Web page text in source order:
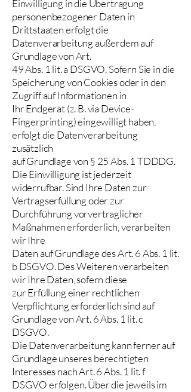
Einwilligung in die Übertragung
personenbezogener Daten in
Drittstaaten erfolgt die
Datenverarbeitung außerdem auf
Grundlage von Art.
49 Abs. 1 lit. a DSGVO. Sofern Sie in die
Speicherung von Cookies oder in den
Zugriff auf Informationen in
Ihr Endgerät (z. B. via Device-
Fingerprinting) eingewilligt haben,
erfolgt die Datenverarbeitung
zusätzlich
auf Grundlage von § 25 Abs. 1 TDDDG.
Die Einwilligung ist jederzeit
widerrufbar. Sind Ihre Daten zur
Vertragserfüllung oder zur
Durchführung vorvertraglicher
Maßnahmen erforderlich, verarbeiten
wir Ihre
Daten auf Grundlage des Art. 6 Abs. 1 lit.
b DSGVO. Des Weiteren verarbeiten
wir Ihre Daten, sofern diese
zur Erfüllung einer rechtlichen
Verpflichtung erforderlich sind auf
Grundlage von Art. 6 Abs. 1 lit. c
DSGVO.
Die Datenverarbeitung kann ferner auf
Grundlage unseres berechtigten
Interesses nach Art. 6 Abs. 1 lit. f
DSGVO erfolgen. Über die jeweils im